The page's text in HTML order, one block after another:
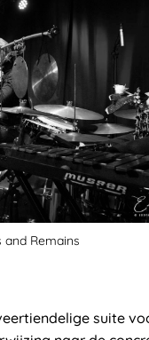
and Remains
suite